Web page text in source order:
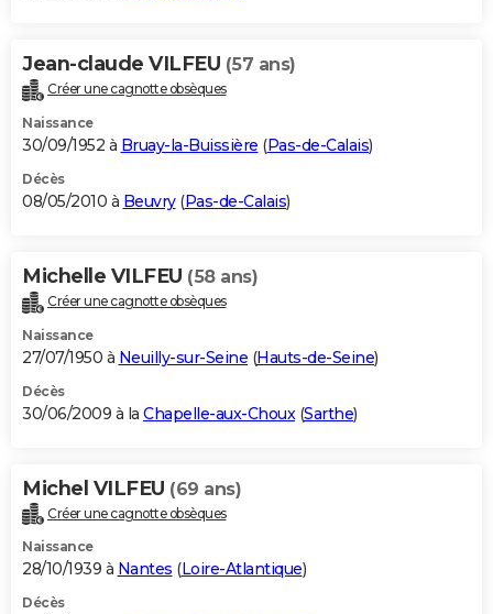
Jean-claude VILFEU (57 ans)
Créer une cagnotte obsèques
Naissance
30/09/1952 à Bruay-la-Buissière (Pas-de-Calais)
Décès
08/05/2010 à Beuvry(Pas-de-Calais)
Michelle VILFEU (58 ans)
Créer une cagnotte obsèques
Naissance
27/07/1950 à Neuilly-sur-Seine (Hauts-de-Seine)
Décès
30/06/2009 à la Chapelle-aux-Choux (Sarthe)
Michel VILFEU (69 ans)
Créer une cagnotte obsèques
Naissance
28/10/1939 à Nantes (Loire-Atlantique)
Décès